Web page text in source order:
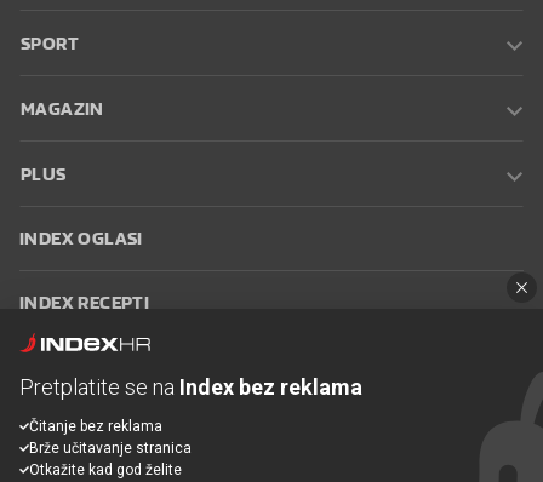
SPORT
MAGAZIN
PLUS
INDEX OGLASI
INDEX RECEPTI
Oglašavanje Zaposli se na Indexu
korištenja
Postavke kolačića
Pretplatite se na Index bez reklama
Čitanje bez reklama
Brže učitavanje stranica
Otkažite kad god želite